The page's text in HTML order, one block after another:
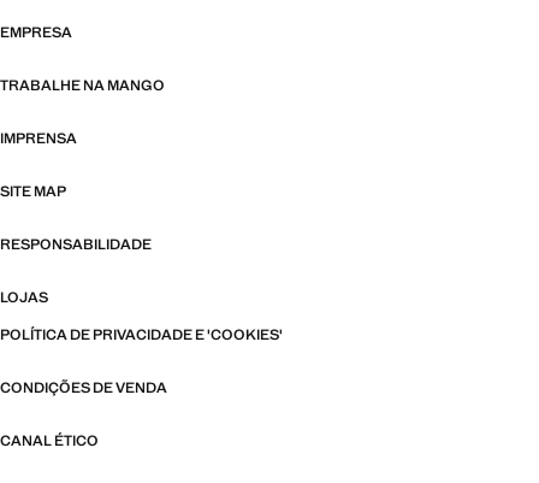
EMPRESA
TRABALHE NA MANGO
IMPRENSA
SITE MAP
RESPONSABILIDADE
LOJAS
POLÍTICA DE PRIVACIDADE E 'COOKIES'
CONDIÇÕES DE VENDA
CANAL ÉTICO